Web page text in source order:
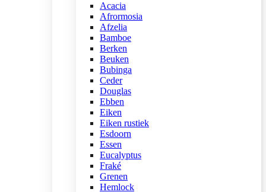
Acacia
Afrormosia
Afzelia
Bamboe
Berken
Beuken
Bubinga
Ceder
Douglas
Ebben
Eiken
Eiken rustiek
Esdoorn
Essen
Eucalyptus
Fraké
Grenen
Hemlock